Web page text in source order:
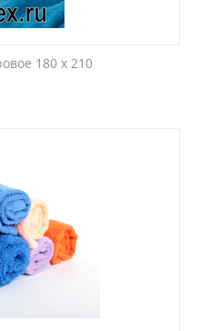
180 x 210